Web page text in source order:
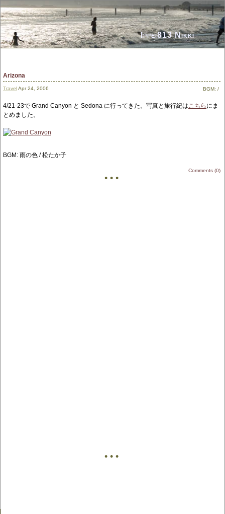
Ippei813 Nikki
Arizona
TravelApr 24, 2006 BGM: /
4/21-23で Grand Canyon と Sedona に行ってきた。写真と旅行紀はこちら にま
とめました。
BGM: 雨の色 / 松たか子
Comments (0)
• • •
• • •